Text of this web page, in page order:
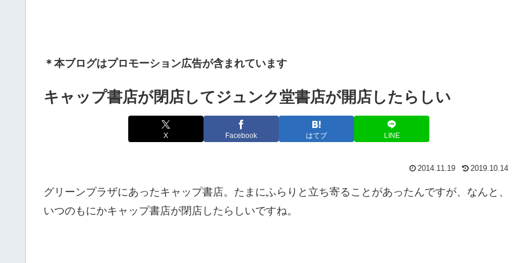
＊本ブログはプロモーション広告が含まれています
キャップ書店が閉店してジュンク堂書店が開店したらしい
X Facebook はてブ LINE
2014.11.19 2019.10.14
グリーンプラザにあったキャップ書店。たまにふらりと立ち寄ることがあったんですが、なんと、
いつのもにかキャップ書店が閉店したらしいですね。